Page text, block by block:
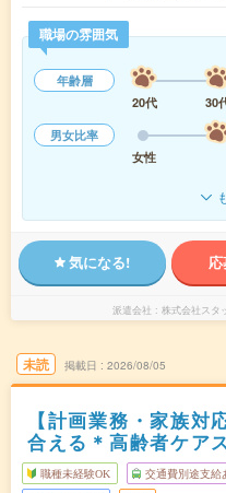
職場の雰囲気
年齢層
20代
30
男女比率
女性
気になる!
派遣会社 株式会社スタ
未読 掲載日 2026/08/05
【計画業務・家族対
合える＊高齢者ケア
職種未経験OK 交通費別途支給